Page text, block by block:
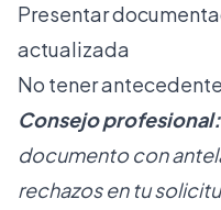
Presentar
actualizada
No tener
Consejo profesional:
documento con
rechazos en tu